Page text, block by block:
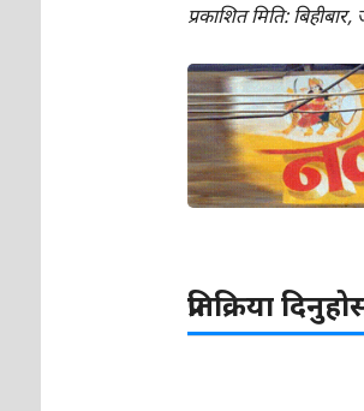
प्रकाशित मिति:
प्रतिक्रिया